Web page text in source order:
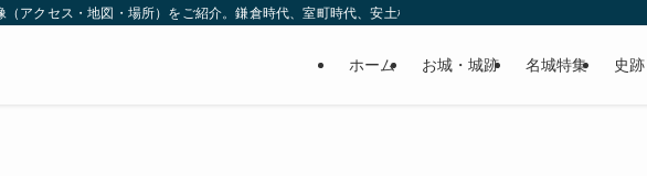
アクセス・地図・場所）をご紹介。鎌倉時代、室町時代、安土桃山時代（戦国時代）、江戸時代と幅広
ホーム お城・城跡 名城特集 史